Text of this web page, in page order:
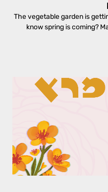
The vegetable garden is
know spring is coming?